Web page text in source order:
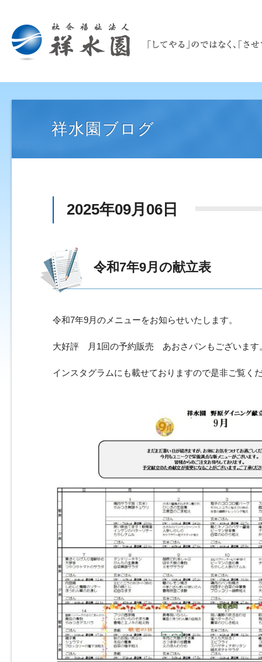
祥水園ブログ
2025年09月06日
令和7年9月の献
令和7年9月のメニューをお知らせいたします。
大好評 月1回の予約販売 あおさパンもございます
インスタグラムにも載せておりますので是非ご覧く